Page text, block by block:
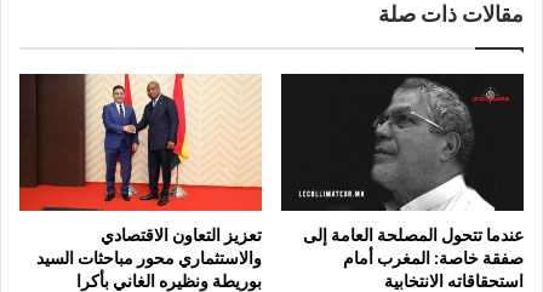
مقالات ذات صلة
عندما تتحول المصلحة العامة إلى
صفقة خاصة: المغرب أمام
استحقاقاته الانتخابية
تعزيز التعاون الاقتصادي
والاستثماري محور مباحثات السيد
بوريطة ونظيره الغاني بأكرا